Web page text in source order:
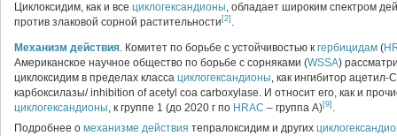
Циклоксидим, как и все циклогександионы, обладает широким спектром
против злаковой сорной растительности [2] .
Механизм действия. Комитет по борьбе с устойчивостью к гербицидам (
Американское научное общество по борьбе с сорняками (WSSA)
циклоксидим в пределах класса циклогександионы, как ингибитор ацетил-
карбоксилазы/ inhibition of acetyl coa carboxylase. И относит его, как и
циклогександионы, к группе 1 (до 2020 г по HRAC – группа А)[9] .
Подробнее о механизме действия тепралоксидим и других